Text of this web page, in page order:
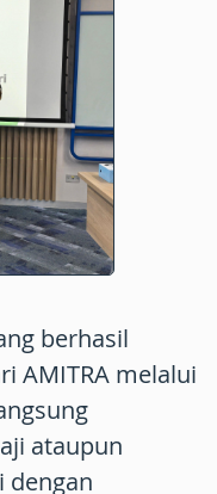
berhasil
AMITRA melalui
ataupun
dengan